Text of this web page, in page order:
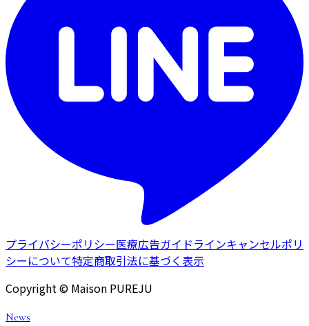
プライバシーポリシー医療広告ガイドラインキャンセルポリ
シーについて特定商取引法に基づく表示
Copyright © Maison PUREJU
News